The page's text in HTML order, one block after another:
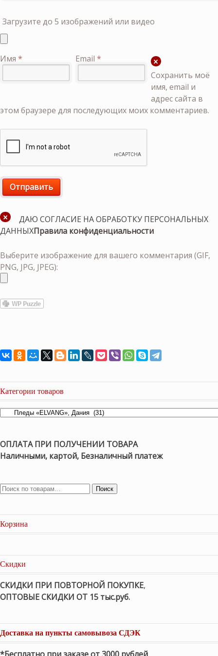
Загрузите до 5 изображений или видео
Имя * Email *
Сохранить моё
имя, email и
адрес сайта в
этом браузере для последующих моих комментариев.
ДАЮ СОГЛАСИЕ НА ОБРАБОТКУ ПЕРСОНАЛЬНЫХ
ДАННЫХПравила конфиденциальности
Выберите изображение для вашего комментария (GIF,
PNG, JPG, JPEG):
Категории товаров
ОПЛАТА ПРИ ПОЛУЧЕНИИ ТОВАРА
Наличными, картой, Безналичный платеж
Поиск
Корзина
Скидки
СКИДКИ ПРИ ПОВТОРНОЙ ПОКУПКЕ,
ОПТОВЫЕ СКИДКИ ОТ 15 тыс.руб.
Доставка на пункты самовывоза СДЭК